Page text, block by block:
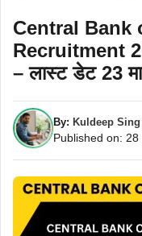
Central Bank
Recruitment
– लास्ट डेट 23
By: Kuldeep Sing
Published on: